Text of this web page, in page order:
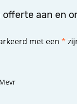
offerte aan en
met een *
Mevr